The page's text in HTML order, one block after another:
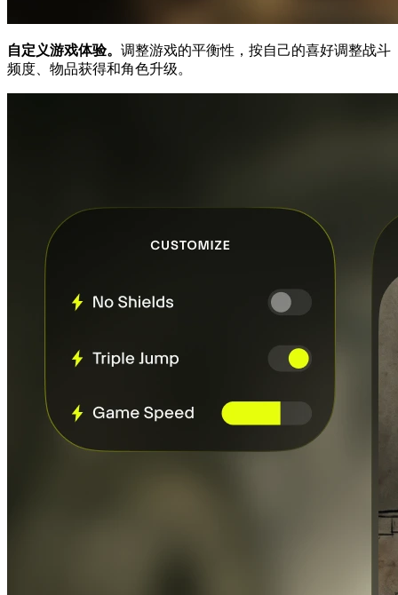
自定义游戏体验。 调整游戏的平衡性，按自己的喜好调整战斗
频度、物品获得和角色升级。